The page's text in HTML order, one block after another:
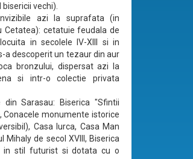
vechi).
azi la suprafata (in
Cetatea): cetatuie feudala de
in secolele IV-XIII si in
a descoperit un tezaur din aur
bronzului, dispersat azi la
si intr-o colectie privata
din Sarasau: Biserica "Sfintii
monumente istorice
Casa Iurca, Casa Man
Mihaly de secol XVIII, Biserica
in stil futurist si dotata cu o